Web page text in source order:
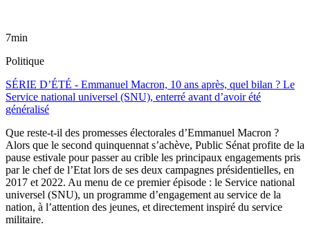
7min
Politique
SÉRIE D’ÉTÉ - Emmanuel Macron, 10 ans après, quel bilan ? Le
Service national universel (SNU), enterré avant d’avoir été
généralisé
Que reste-t-il des promesses électorales d’Emmanuel Macron ?
Alors que le second quinquennat s’achève, Public Sénat profite de la
pause estivale pour passer au crible les principaux engagements pris
par le chef de l’Etat lors de ses deux campagnes présidentielles, en
2017 et 2022. Au menu de ce premier épisode : le Service national
universel (SNU), un programme d’engagement au service de la
nation, à l’attention des jeunes, et directement inspiré du service
militaire.